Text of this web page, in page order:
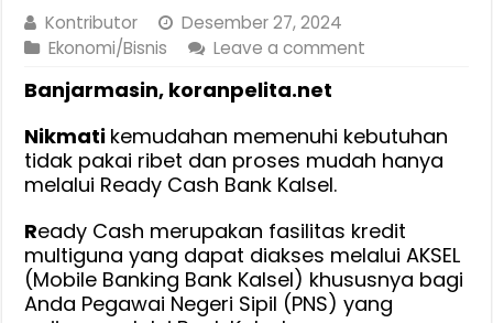
Kontributor
Desember 27, 2024
Ekonomi/Bisnis
Leave a comment
Banjarmasin, koranpelita.net
Nikmati kemudahan memenuhi kebutuhan
tidak pakai ribet dan proses mudah hanya
melalui Ready Cash Bank Kalsel.
Ready Cash merupakan fasilitas kredit
multiguna yang dapat diakses melalui AKSEL
(Mobile Banking Bank Kalsel) khususnya bagi
Anda Pegawai Negeri Sipil (PNS) yang